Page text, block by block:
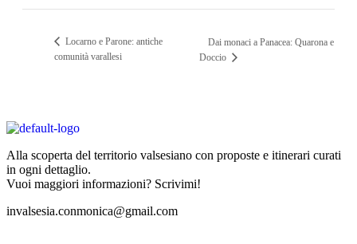
Locarno e Parone: antiche
comunità varallesi
Dai monaci a Panacea: Quarona e
Doccio
Alla scoperta del territorio valsesiano con proposte e itinerari curati
in ogni dettaglio.
Vuoi maggiori informazioni? Scrivimi!
invalsesia.conmonica@gmail.com